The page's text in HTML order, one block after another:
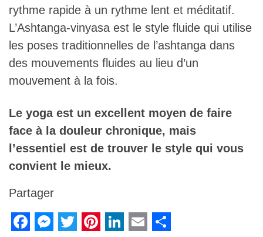
rythme rapide à un rythme lent et méditatif.
L’Ashtanga-vinyasa est le style fluide qui utilise
les poses traditionnelles de l’ashtanga dans
des mouvements fluides au lieu d’un
mouvement à la fois.
Le yoga est un excellent moyen de faire
face à la douleur chronique, mais
l’essentiel est de trouver le style qui vous
convient le mieux.
Partager